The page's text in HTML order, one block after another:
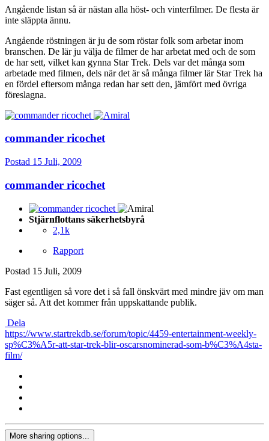
Angående listan så är nästan alla höst- och vinterfilmer. De flesta är
inte släppta ännu.
Angående röstningen är ju de som röstar folk som arbetar inom
branschen. De lär ju välja de filmer de har arbetat med och de som
de har sett, vilket kan gynna Star Trek. Dels var det många som
arbetade med filmen, dels när det är så många filmer lär Star Trek ha
en fördel eftersom många redan har sett den, jämfört med övriga
föreslagna.
commander ricochet
Postad 15 Juli, 2009
commander ricochet
Stjärnflottans säkerhetsbyrå
2,1k
Rapport
Postad 15 Juli, 2009
Fast egentligen så vore det i så fall önskvärt med mindre jäv om man
säger så. Att det kommer från uppskattande publik.
Dela
https://www.startrekdb.se/forum/topic/4459-entertainment-weekly-
sp%C3%A5r-att-star-trek-blir-oscarsnominerad-som-b%C3%A4sta-
film/
More sharing options...